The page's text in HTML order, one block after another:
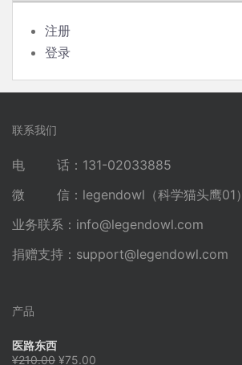
注册
登录
联系我们
电 话：131-02033885
微 信：legendowl（科学猫头鹰01）
业务联系： info@legendowl.com
捐赠支持： support@legendowl.com
产品
医路东西
¥210.00 原
¥75.00